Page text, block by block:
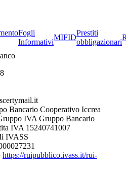
Fogli
Informativi
MIFID
Prestiti
obbligazionari
Bancario Cooperativo Iccrea
IVA Gruppo Bancario
IVA 15240741007
IVASS
https://ruipubblico.ivass.it/rui-